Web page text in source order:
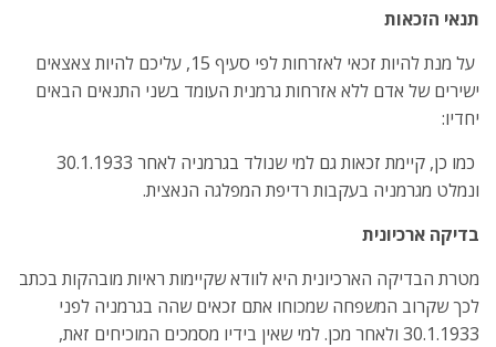
תנאי הזכאות
על מנת להיות זכאי לאזרחות לפי סעיף 15, עליכם להיות צאצאים
ישירים של אדם ללא אזרחות גרמנית העומד בשני התנאים הבאים
יחדיו:
כמו כן, קיימת זכאות גם למי שנולד בגרמניה לאחר 30.1.1933
ונמלט מגרמניה בעקבות רדיפת המפלגה הנאצית.
בדיקה ארכיונית
מטרת הבדיקה הארכיונית היא לוודא שקיימות ראיות מובהקות בכתב
לכך שקרוב המשפחה שמכוחו אתם זכאים שהה בגרמניה לפני
30.1.1933 ולאחר מכן. למי שאין בידיו מסמכים המוכיחים זאת,